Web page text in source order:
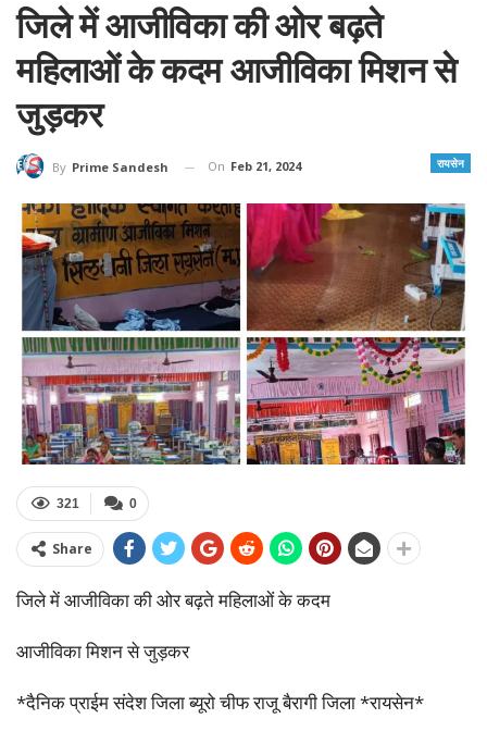
जिले में आजीविका की ओर बढ़ते
महिलाओं के कदम आजीविका मिशन से
जुड़कर
रायसेन
By Prime Sandesh On Feb 21, 2024
0
321
Share
जिले में आजीविका की ओर बढ़ते महिलाओं के कदम
आजीविका मिशन से जुड़कर
*दैनिक प्राईम संदेश जिला ब्यूरो चीफ राजू बैरागी जिला *रायसेन*